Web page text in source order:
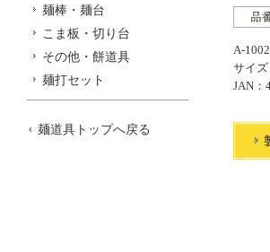
A-1002
サイズ
JAN：
麺棒・麺台
こま板・切り台
その他・餅道具
麺打セット
麺道具トップへ戻る